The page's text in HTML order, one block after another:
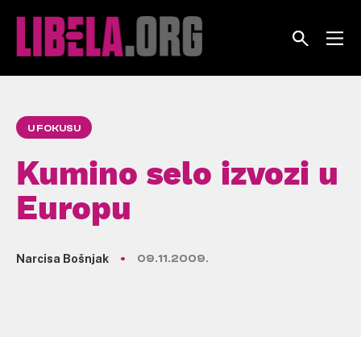
U FOKUSU
Kumino selo izvozi u
Europu
Narcisa Bošnjak 09.11.2009.